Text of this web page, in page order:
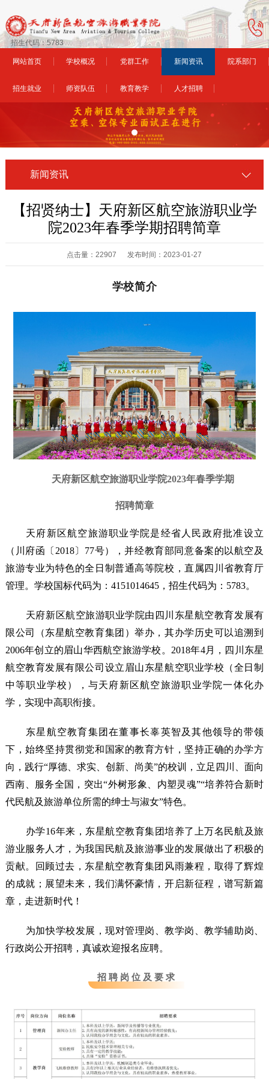
招生代码：5783
网站首页 学校概况 党群工作 新闻资讯 院系部门
招生就业 师资队伍 教育教学 人才招聘
新闻资讯
【招贤纳士】天府新区航空旅游职业学
院2023年春季学期招聘简章
点击量：22907 发布时间：2023-01-27
学校简介
天府新区航空旅游职业学院2023年春季学期
招聘简章
天府新区航空旅游职业学院是经省人民政府批准设立
（川府函〔2018〕77号），并经教育部同意备案的以航空及
旅游专业为特色的全日制普通高等院校，直属四川省教育厅
管理。学校国标代码为：4151014645，招生代码为：5783。
天府新区航空旅游职业学院由四川东星航空教育发展有
限公司（东星航空教育集团）举办，其办学历史可以追溯到
2006年创立的眉山华西航空旅游学校。2018年4月，四川东星
航空教育发展有限公司设立眉山东星航空职业学校（全日制
中等职业学校），与天府新区航空旅游职业学院一体化办
学，实现中高职衔接。
东星航空教育集团在董事长辜英智及其他领导的带领
下，始终坚持贯彻党和国家的教育方针，坚持正确的办学方
向，践行“厚德、求实、创新、尚美”的校训，立足四川、面向
西南、服务全国，突出“外树形象、内塑灵魂”“培养符合新时
代民航及旅游单位所需的绅士与淑女”特色。
办学16年来，东星航空教育集团培养了上万名民航及旅
游业服务人才，为我国民航及旅游事业的发展做出了积极的
贡献。回顾过去，东星航空教育集团风雨兼程，取得了辉煌
的成就；展望未来，我们满怀豪情，开启新征程，谱写新篇
章，走进新时代！
为加快学校发展，现对管理岗、教学岗、教学辅助岗、
行政岗公开招聘，真诚欢迎报名应聘。
招 聘 岗 位 及 要 求